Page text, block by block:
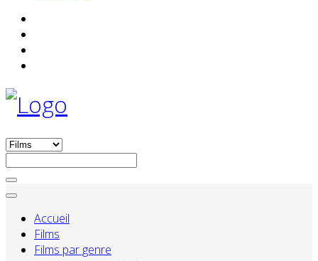
Accueil
Films
Films par genre